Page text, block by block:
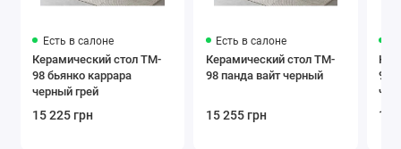
Есть в салоне
Керамический стол TM-
98 бьянко каррара
черный грей
15 225 грн
Есть в салоне
Керамический стол TM-
98 панда вайт черный
15 255 грн
98-
13